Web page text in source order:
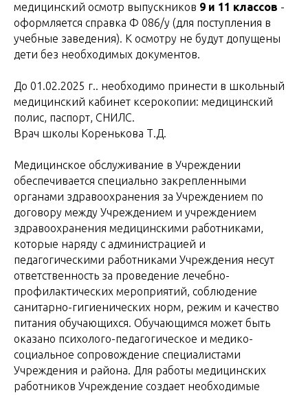
медицинский осмотр выпускников 9 и 11 классов -
оформляется справка Ф 086/у (для поступления в
учебные заведения). К осмотру не будут допущены
дети без необходимых документов.
До 01.02.2025 г.. необходимо принести в школьный
медицинский кабинет ксерокопии: медицинский
полис, паспорт, СНИЛС.
Врач школы Коренькова Т.Д.
Медицинское обслуживание в Учреждении
обеспечивается специально закрепленными
органами здравоохранения за Учреждением по
договору между Учреждением и учреждением
здравоохранения медицинскими работниками,
которые наряду с администрацией и
педагогическими работниками Учреждения несут
ответственность за проведение лечебно-
профилактических мероприятий, соблюдение
санитарно-гигиенических норм, режим и качество
питания обучающихся. Обучающимся может быть
оказано психолого-педагогическое и медико-
социальное сопровождение специалистами
Учреждения и района. Для работы медицинских
работников Учреждение создает необходимые